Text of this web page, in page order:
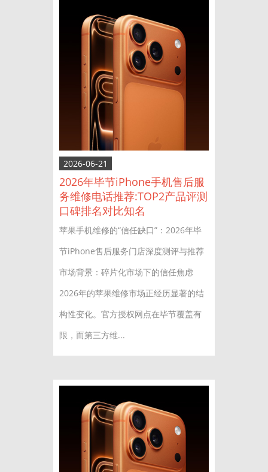
2026-06-21
2026年毕节iPhone手机售后服
务维修电话推荐:TOP2产品评测
口碑排名对比知名
苹果手机维修的“信任缺口”：2026年毕
节iPhone售后服务门店深度测评与推荐
市场背景：碎片化市场下的信任焦虑
2026年的苹果维修市场正经历显著的结
构性变化。官方授权网点在毕节覆盖有
限，而第三方维...